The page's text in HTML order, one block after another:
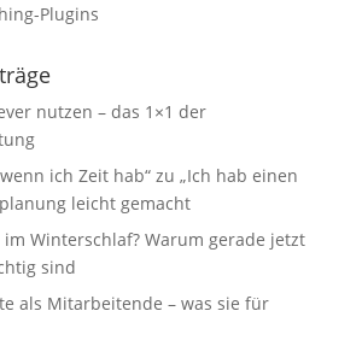
Plugins
nutzen – das 1×1 der
ich Zeit hab“ zu „Ich hab einen
leicht gemacht
im Winterschlaf? Warum gerade jetzt
sind
als Mitarbeitende – was sie für